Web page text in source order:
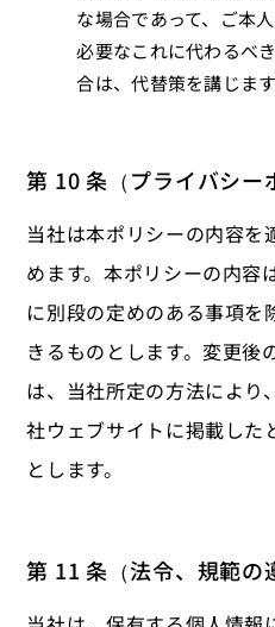
な場合であって、ご本
必要なこれに代わるべ
合は、代替策を講じます
第 10 条（プライバシー
当社は本ポリシーの内容を
めます。本ポリシーの内容
に別段の定めのある事項を
きるものとします。変更後
は、当社所定の方法により
社ウェブサイトに掲載した
とします。
第 11 条（法令、規範の